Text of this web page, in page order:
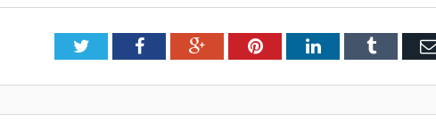
TwitterFacebookGoogle+PinterestLinkedInTumblr